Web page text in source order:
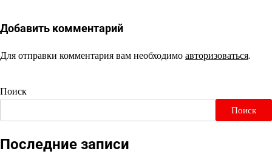
Добавить комментарий
Для отправки комментария вам необходимоавторизоваться.
Поиск
Поиск
Последние записи